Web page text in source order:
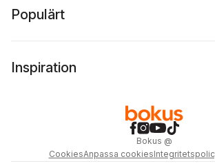
Populärt
Inspiration
Bokus @
CookiesAnpassa cookies